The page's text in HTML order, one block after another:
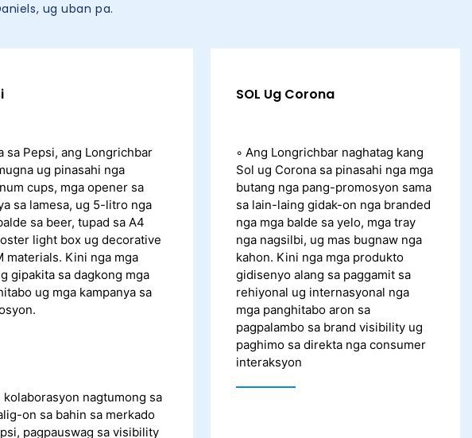
ug uban pa.
sa Pepsi, ang Longrichbar
ug pinasahi nga
cups, mga opener sa
sa lamesa, ug 5-litro nga
sa beer, tupad sa A4
light box ug decorative
materials. Kini nga mga
gipakita sa dagkong mga
ug mga kampanya sa
kolaborasyon nagtumong sa
on sa bahin sa merkado
pagpauswag sa visibility
SOL Ug Corona
◦ Ang Longrichbar naghatag kang
Sol ug Corona sa pinasahi nga mga
butang nga pang-promosyon sama
sa lain-laing gidak-on nga branded
nga mga balde sa yelo, mga tray
nga nagsilbi, ug mas bugnaw nga
kahon. Kini nga mga produkto
gidisenyo alang sa paggamit sa
rehiyonal ug internasyonal nga
mga panghitabo aron sa
pagpalambo sa brand visibility ug
paghimo sa direkta nga consumer
interaksyon